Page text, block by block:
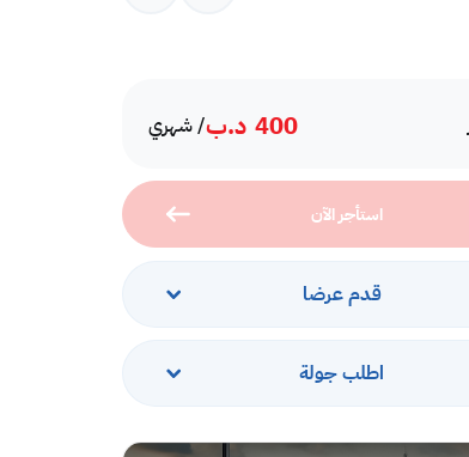
400 د.ب/ شهري
استأجر الآن
قدم عرضا
اطلب جولة